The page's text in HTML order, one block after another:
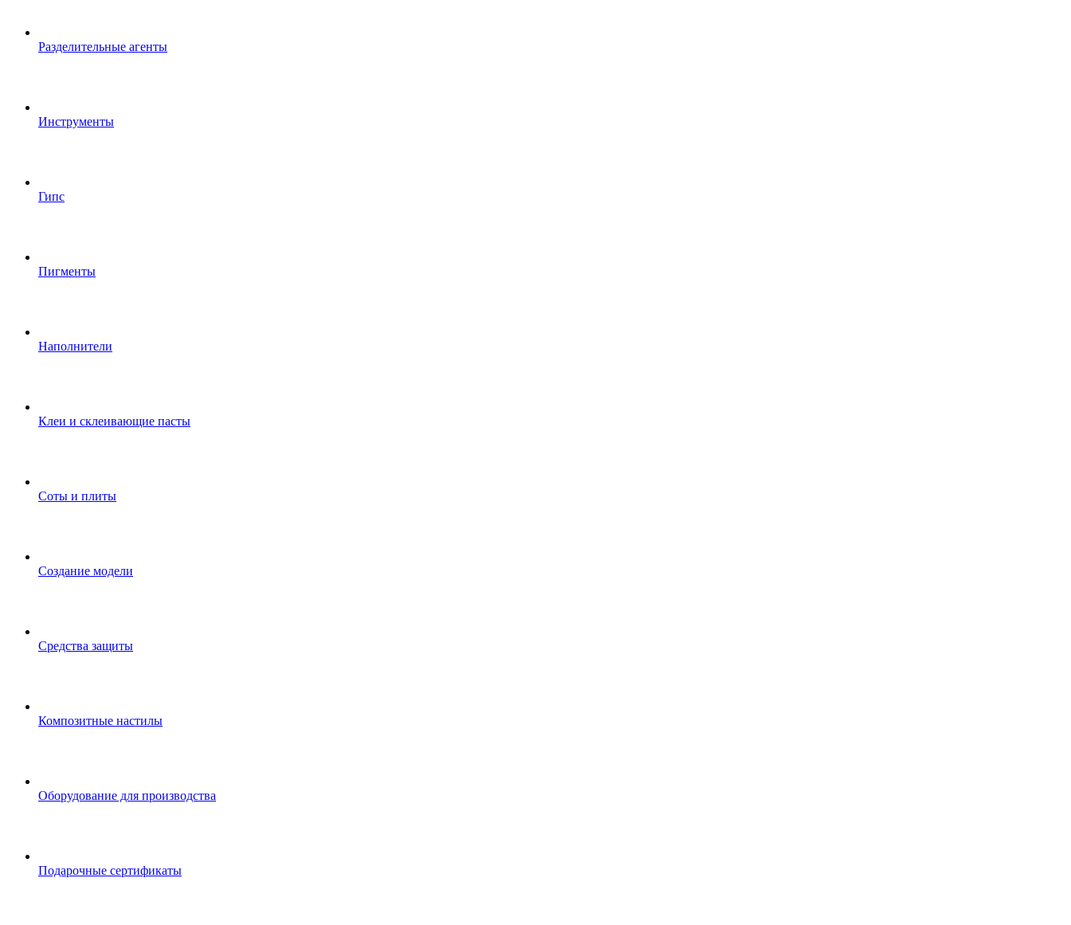
Разделительные агенты
Инструменты
Гипс
Пигменты
Наполнители
Клеи и склеивающие пасты
Соты и плиты
Создание модели
Средства защиты
Композитные настилы
Оборудование для производства
Подарочные сертификаты